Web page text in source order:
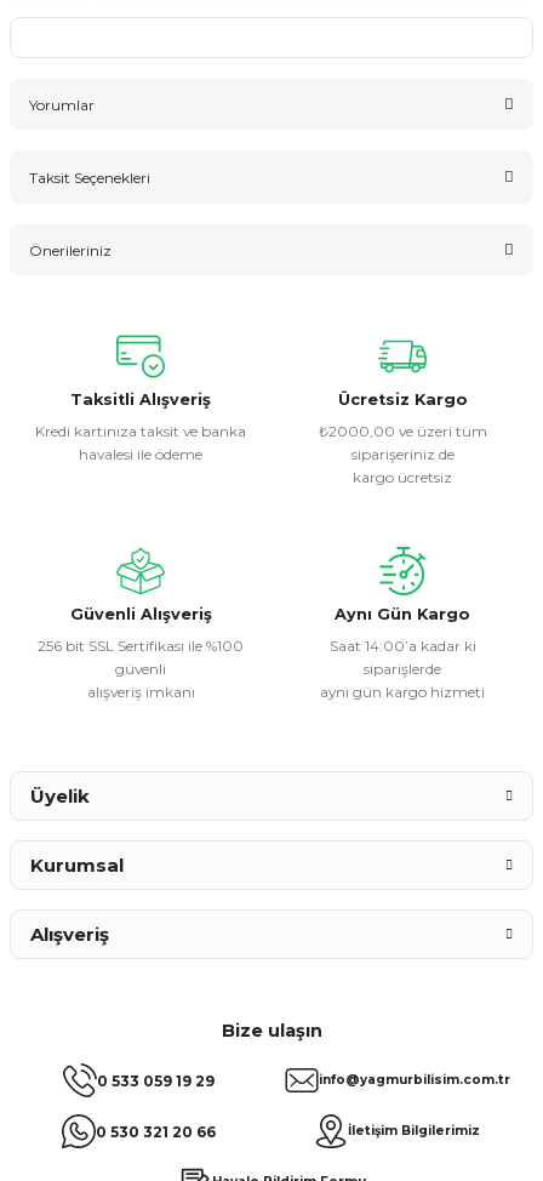
Yorumlar
Taksit Seçenekleri
Önerileriniz
konularda yetersiz gördüğünüz noktaları öneri formunu
kullanarak tarafımıza iletebilirsiniz.
Görüş ve önerileriniz için teşekkür ederiz.
Ürün resmi kalitesiz, bozuk veya görüntülenemiyor.
Ürün fiyatı diğer sitelerden daha pahalı.
Bu ürüne benzer farklı alternatifler olmalı.
Taksitli Alışveriş
Kredi kartınıza taksit ve banka
havalesi ile ödeme
Ücretsiz Kargo
₺2000,00 ve üzeri tüm
siparişeriniz de
kargo ücretsiz
Güvenli Alışveriş
256 bit SSL Sertifikası ile %100
güvenli
alışveriş imkanı
Aynı Gün Kargo
Saat 14:00’a kadar ki
siparişlerde
aynı gün kargo hizmeti
Bize ulaşın
0 533 059 19 29
0 530 321 20 66
info@yagmurbilisim.com.tr
İletişim Bilgilerimiz
Üyelik
Kurumsal
Alışveriş